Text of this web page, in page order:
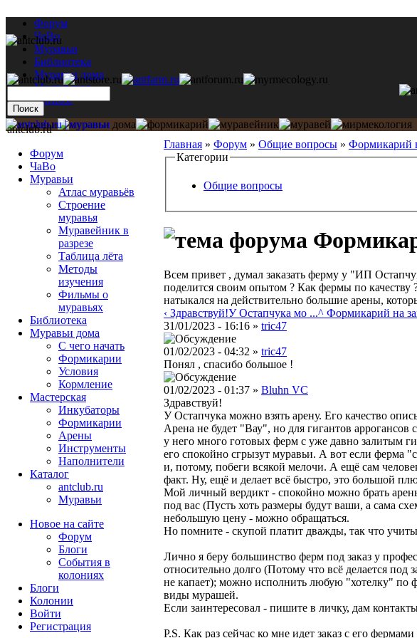
Форум
ЧаВо
Муравьи
Библиотека
Муравьи дома
Мастерская
Каталог
Главная » Форум » Общие вопросы » Формикарий
Категории
Общие вопросы
Всем привет , думал заказать ферму у "ИП
поделится своим опытом ? Как фермы по качеству
натыкался на действительно большие арены,
‹ Здравствуй!У Остапчука мо ...^ Формикарий на
31/01/2023 - 16:16 » tric47
01/02/2023 - 04:32 » tric47
Понял , спасибо большое !
01/02/2023 - 01:37 » Bluhn VC
Здравствуй!
У Остапчука можно взять арену. Его качество
Арена не будет "Вау", но для гигантов
у него много готовых ферм с уже давно залитым
его спокойно сгрызут муравьи. А вот если ферма
и, потому, побеги всякой мелочи. А ещё сам
факт. Ну, ещё и делает всё быстро, это большой
Мой личный вердикт - спокойно можно брать
под вас (Пусть хоть размеры будут ваши, а сама
небольшую цену - можно обращаться.
Но помните - скупой платит дважды, так что
Лично я беру большинство ферм под заказ у
относительно долго (Потому что всё делается
не капает); можно исполнить любую "хотелку"
виды мурашей.
Если заинтересовал - пишите в личку, дам
P.S. Как раз сейчас ко мне идет заказ с его
antclub.ru
Форум
ЧаВо
Муравьи
Атлас муравьёв
Строение
муравья
Муравейник в
разрезе
Таблица лёта
Методы
изучения
Фильмы о
муравьях
Библиотека
Муравьи дома
С чего начать
Формикарии
Условия
Кормление
Мастерская
Инкубаторы
Формикарии
Арены
Инструменты
Наполнители
Каталог
antclub.ru
Муравьи
Новое на сайте
Форум
Блоги
События в
колониях
Блоги
Колонии
Войти
Peгиcтpaция